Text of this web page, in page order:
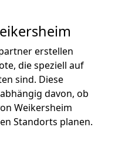
erstellen
die speziell auf
sind. Diese
davon, ob
Weikersheim
Standorts planen.